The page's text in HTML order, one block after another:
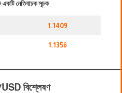
একটি নেতিবাচক সূচক
1.1409
1.1356
বিশ্লেষণ